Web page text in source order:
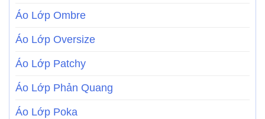
Áo Lớp Ombre
Áo Lớp Oversize
Áo Lớp Patchy
Áo Lớp Phản Quang
Áo Lớp Poka